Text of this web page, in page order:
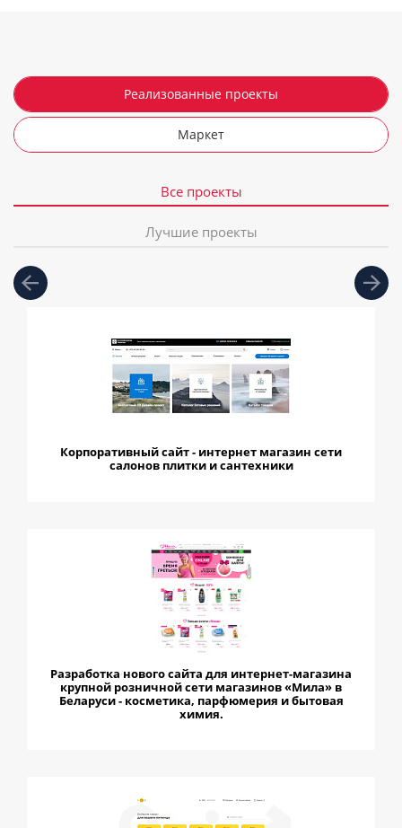
Реализованные проекты
Маркет
Все проекты
Лучшие проекты
Корпоративный сайт - интернет магазин сети
салонов плитки и сантехники
Разработка нового сайта для интернет-магазина
крупной розничной сети магазинов «Мила» в
Беларуси - косметика, парфюмерия и бытовая
химия.